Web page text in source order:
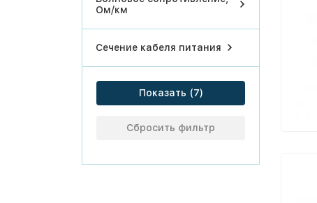
Ом/км
Сечение кабеля питания
Показать
Сбросить фильтр